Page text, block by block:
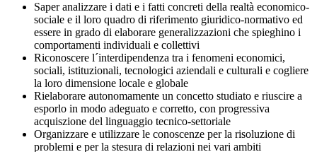
Saper analizzare i dati e i fatti concreti della realtà economico-
sociale e il loro quadro di riferimento giuridico-normativo ed
essere in grado di elaborare generalizzazioni che spieghino i
comportamenti individuali e collettivi
Riconoscere l´interdipendenza tra i fenomeni economici,
sociali, istituzionali, tecnologici aziendali e culturali e cogliere
la loro dimensione locale e globale
Rielaborare autonomamente un concetto studiato e riuscire a
esporlo in modo adeguato e corretto, con progressiva
acquiszione del linguaggio tecnico-settoriale
Organizzare e utilizzare le conoscenze per la risoluzione di
problemi e per la stesura di relazioni nei vari ambiti